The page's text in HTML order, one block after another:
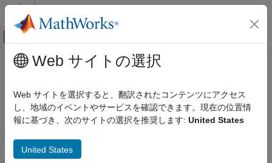
コンテンツへスキップ
オフキャンバス ナビゲーション メ
ドキュメンテーションのホーム
Data Acquisition Toolbox
Get Started with Data Acquisition Toolbox
Hardware Discovery and Setup
メインコンテンツ
Data Acquisition Toolbox
Hardware
Support for third-party hardware
Web サイトの選択
Web サイトを選択すると、翻訳されたコンテンツにアクセス
し、地域のイベントやサービスを確認できます。現在の位置情
報に基づき、次のサイトの選択を推奨します: United States
United States